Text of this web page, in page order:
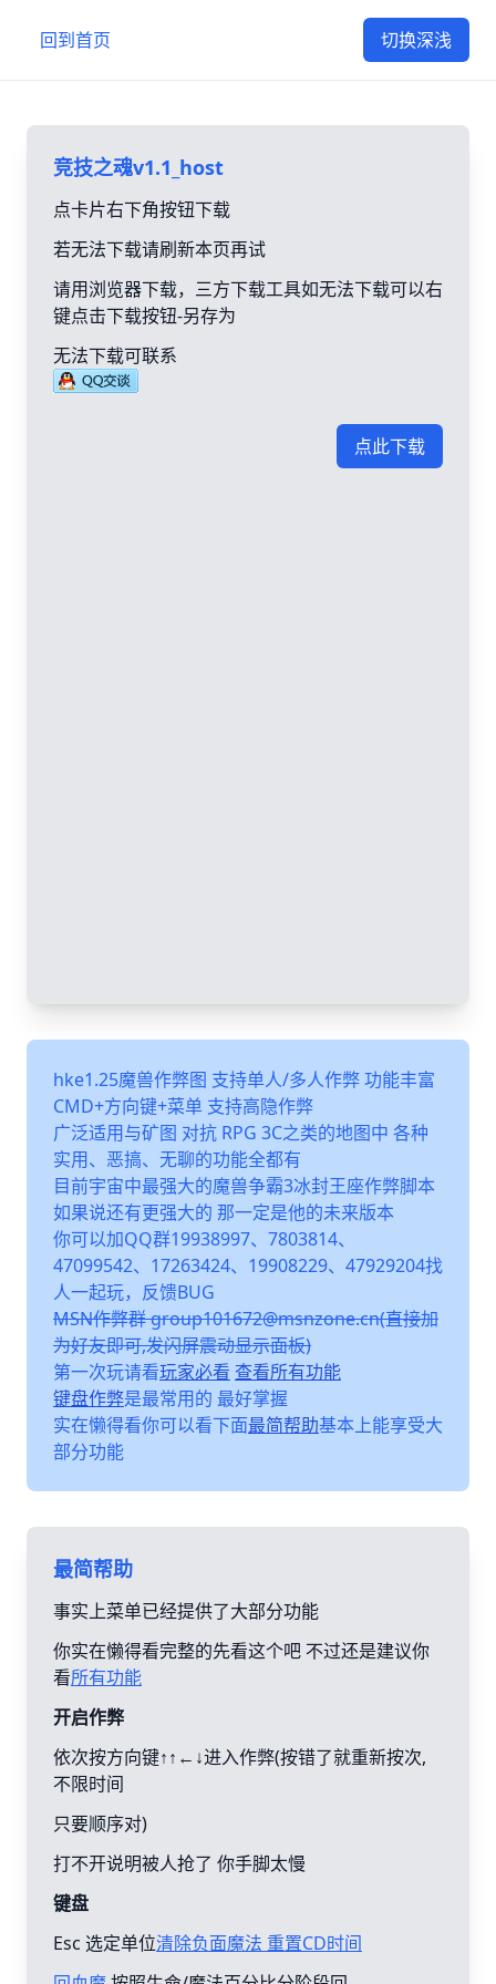
回到首页 切换深浅
竞技之魂v1.1_host
点卡片右下角按钮下载
若无法下载请刷新本页再试
请用浏览器下载，三方下载工具如无法下载可以右
键点击下载按钮-另存为
无法下载可联系
点此下载
hke1.25魔兽作弊图 支持单人/多人作弊 功能丰富
CMD+方向键+菜单 支持高隐作弊
广泛适用与矿图 对抗 RPG 3C之类的地图中 各种
实用、恶搞、无聊的功能全都有
目前宇宙中最强大的魔兽争霸3冰封王座作弊脚本
如果说还有更强大的 那一定是他的未来版本
你可以加QQ群19938997、7803814、
47099542、17263424、19908229、47929204找
人一起玩，反馈BUG
MSN作弊群 group101672@msnzone.cn(直接加
为好友即可,发闪屏震动显示面板)
第一次玩请看玩家必看 查看所有功能
键盘作弊是最常用的 最好掌握
实在懒得看你可以看下面最简帮助基本上能享受大
部分功能
最简帮助
事实上菜单已经提供了大部分功能
你实在懒得看完整的先看这个吧 不过还是建议你
看所有功能
开启作弊
依次按方向键↑↑←↓进入作弊(按错了就重新按次,
不限时间
只要顺序对)
打不开说明被人抢了 你手脚太慢
键盘
Esc 选定单位清除负面魔法 重置CD时间